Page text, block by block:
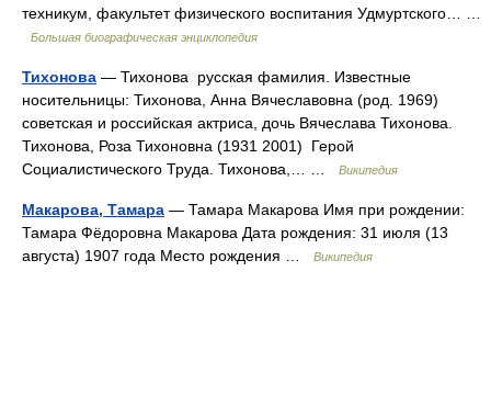
техникум, факультет физического воспитания Удмуртского… …
Большая биографическая энциклопедия
Тихонова — Тихонова русская фамилия. Известные
носительницы: Тихонова, Анна Вячеславовна (род. 1969)
советская и российская актриса, дочь Вячеслава Тихонова.
Тихонова, Роза Тихоновна (1931 2001) Герой
Социалистического Труда. Тихонова,… …
Википедия
Макарова, Тамара — Тамара Макарова Имя при рождении:
Тамара Фёдоровна Макарова Дата рождения: 31 июля (13
августа) 1907 года Место рождения …
Википедия